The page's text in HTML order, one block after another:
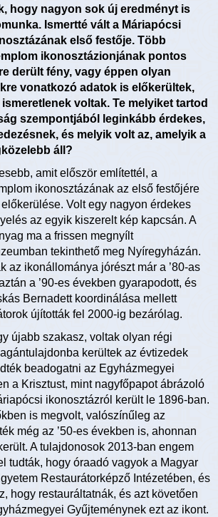
hogy nagyon sok új eredményt is
Ismertté vált a Máriapócsi
első festője. Több
ikonosztázionjának pontos
derült fény, vagy éppen olyan
vonatkozó adatok is előkerültek,
voltak. Te melyiket tartod
szempontjából leginkább érdekes,
és melyik volt az, amelyik a
áll?
amit először említettél, a
ikonosztázának az első festőjére
Volt egy nagyon érdekes
az egyik kiszerelt kép kapcsán. A
ma a frissen megnyílt
tekinthető meg Nyíregyházán.
az ikonállománya jórészt már a ’80-as
a ’90-es években gyarapodott, és
Bernadett koordinálása mellett
újították fel 2000-ig bezárólag.
újabb szakasz, voltak olyan régi
kerültek az évtizedek
beadogatni az Egyházmegyei
a Krisztust, mint nagyfőpapot ábrázoló
ikonosztázról került le 1896-ban.
is megvolt, valószínűleg az
még az ’50-es években is, ahonnan
A tulajdonosok 2013-ban engem
tudták, hogy óraadó vagyok a Magyar
Restaurátorképző Intézetében, és
hogy restauráltatnák, és azt követően
Gyűjteménynek ezt az ikont.